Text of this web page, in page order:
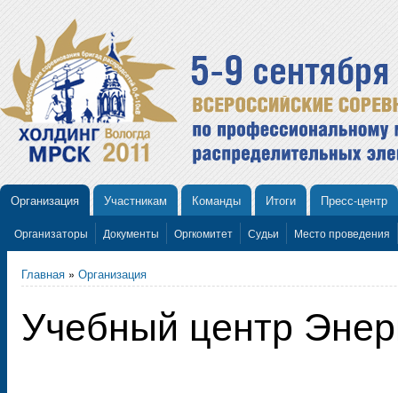
Организация Участникам Команды Итоги Пресс-центр
Организаторы Документы Оргкомитет Судьи Место проведения
Главная » Организация
Учебный центр